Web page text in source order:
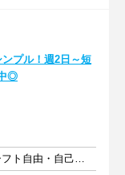
ンプル！週2日～短
◎
週2日以上 1日2時間以上 シフト自由・自己申告